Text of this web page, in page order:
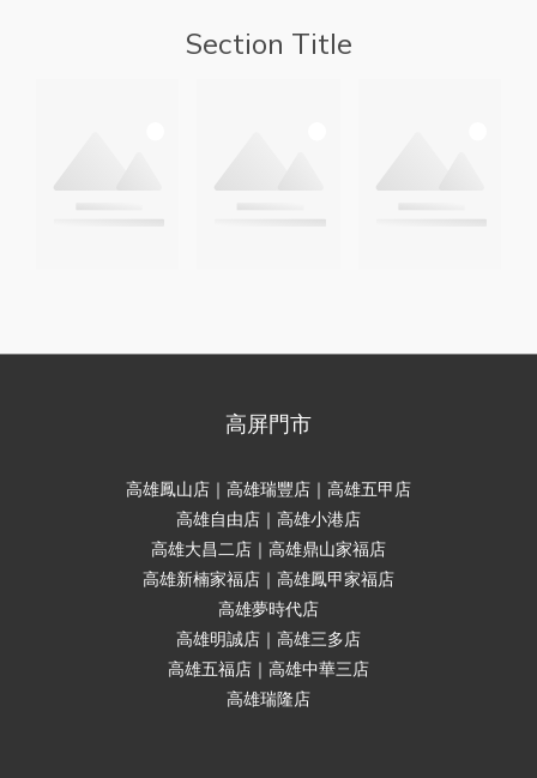
Section Title
高屏門市
高雄鳳山店｜高雄瑞豐店｜高雄五甲店
高雄自由店｜高雄小港店
高雄大昌二店｜高雄鼎山家福店
高雄新楠家福店｜高雄鳳甲家福店
高雄夢時代店
高雄明誠店｜高雄三多店
高雄五福店｜高雄中華三店
高雄瑞隆店